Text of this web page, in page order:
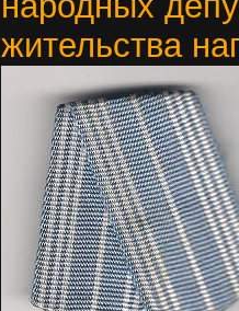
жительства